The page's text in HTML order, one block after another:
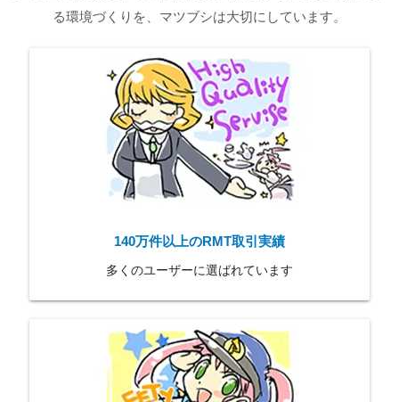
る環境づくりを、マツブシは大切にしています。
140万件以上のRMT取引実績
多くのユーザーに選ばれています